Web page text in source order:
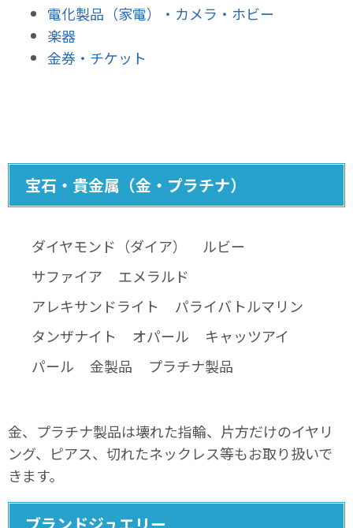
電化製品（家電）・カメラ・ホビー
楽器
金券・チケット
宝石・貴金属（金・プラチナ）
ダイヤモンド（ダイア）
ルビー
サファイア
エメラルド
アレキサンドライト
パライバトルマリン
タンザナイト
オパール
キャッツアイ
パール
金製品 プラチナ製品
金、プラチナ製品は壊れた指輪、片方だけのイヤリ
ング、ピアス、切れたネックレス等もお取り扱いで
きます。